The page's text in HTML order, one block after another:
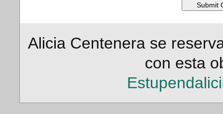
Alicia Centenera se
con esta